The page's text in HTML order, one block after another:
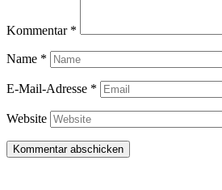
Kommentar *
Name *
E-Mail-Adresse *
Website